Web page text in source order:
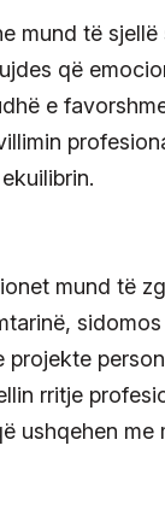
mund të
që
e
mund të
rritje
ushqehen